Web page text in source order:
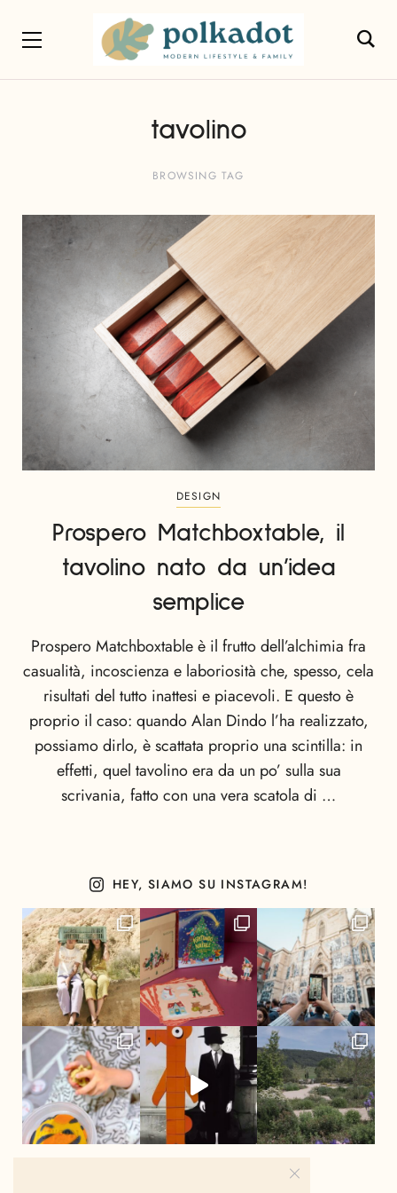
tavolino
BROWSING TAG
DESIGN
Prospero Matchboxtable, il
tavolino nato da un’idea
semplice
Prospero Matchboxtable è il frutto dell’alchimia fra
casualità, incoscienza e laboriosità che, spesso, cela
risultati del tutto inattesi e piacevoli. E questo è
proprio il caso: quando Alan Dindo l’ha realizzato,
possiamo dirlo, è scattata proprio una scintilla: in
effetti, quel tavolino era da un po’ sulla sua
scrivania, fatto con una vera scatola di …
HEY, SIAMO SU INSTAGRAM!